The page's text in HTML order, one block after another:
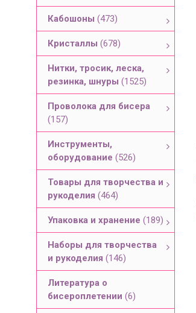
Кабошоны (473)
Кристаллы (678)
Нитки, тросик, леска,
резинка, шнуры (1525)
Проволока для бисера
(157)
Инструменты,
оборудование (526)
Товары для творчества и
рукоделия (464)
Упаковка и хранение (189)
Наборы для творчества
и рукоделия (146)
Литература о
бисероплетении (6)